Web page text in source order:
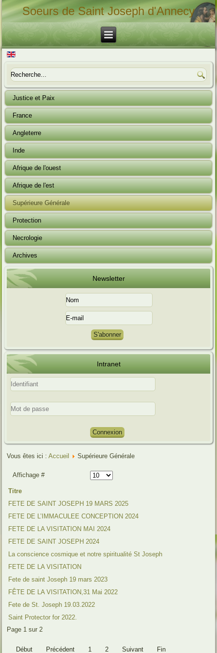
Soeurs de Saint Joseph d'Annecy
Justice et Paix
France
Angleterre
Inde
Afrique de l'ouest
Afrique de l'est
Supérieure Générale
Protection
Necrologie
Archives
Newsletter
Intranet
Connexion
Vous êtes ici :Accueil Supérieure Générale
Affichage #
Titre
FETE DE SAINT JOSEPH 19 MARS 2025
FETE DE L’IMMACULEE CONCEPTION 2024
FETE DE LA VISITATION MAI 2024
FETE DE SAINT JOSEPH 2024
La conscience cosmique et notre spiritualité St Joseph
FETE DE LA VISITATION
Fete de saint Joseph 19 mars 2023
FÊTE DE LA VISITATION,31 Mai 2022
Fete de St. Joseph 19.03.2022
Saint Protector for 2022.
Page 1 sur 2
Début Précédent 1 2 Suivant Fin